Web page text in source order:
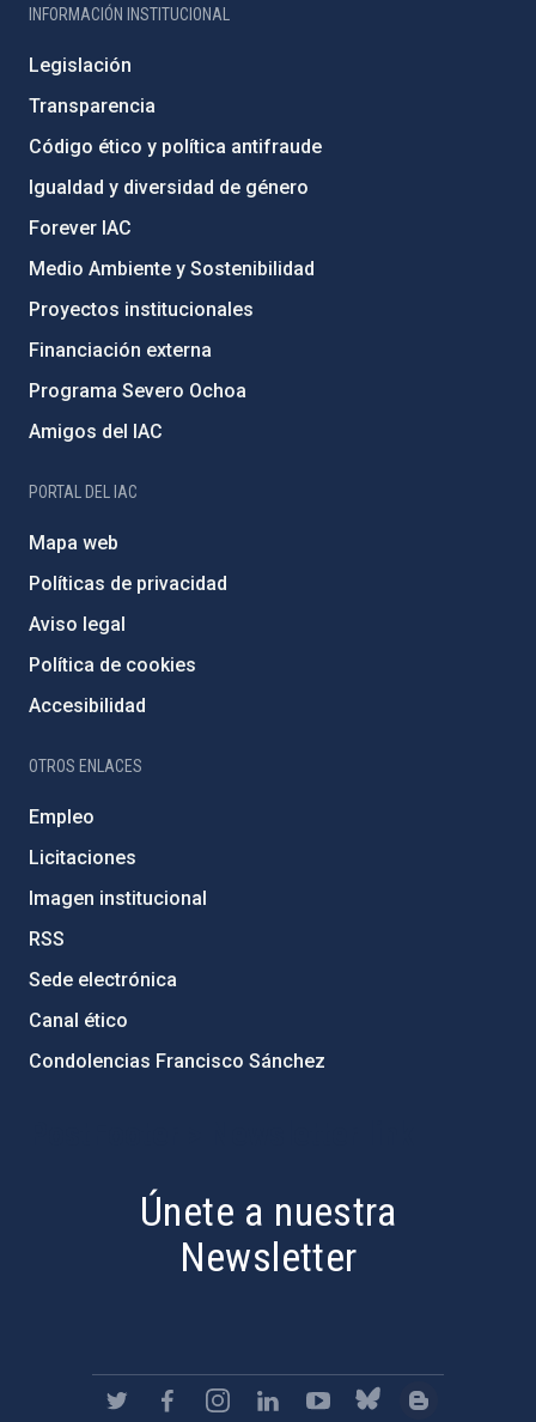
INFORMACIÓN INSTITUCIONAL
Legislación
Transparencia
Código ético y política antifraude
Igualdad y diversidad de género
Forever IAC
Medio Ambiente y Sostenibilidad
Proyectos institucionales
Financiación externa
Programa Severo Ochoa
Amigos del IAC
PORTAL DEL IAC
Mapa web
Políticas de privacidad
Aviso legal
Política de cookies
Accesibilidad
OTROS ENLACES
Empleo
Licitaciones
Imagen institucional
RSS
Sede electrónica
Canal ético
Condolencias Francisco Sánchez
Únete a nuestra
Newsletter